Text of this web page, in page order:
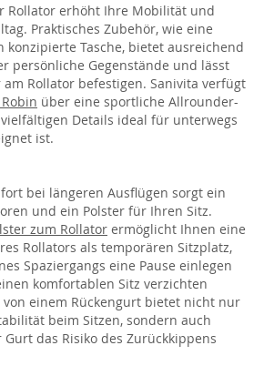
Rollator erhöht Ihre Mobilität und
Praktisches Zubehör, wie eine
konzipierte Tasche, bietet ausreichend
persönliche Gegenstände und lässt
Rollator befestigen. Sanivita verfügt
über eine sportliche Allrounder-
Details ideal für unterwegs
ist.
bei längeren Ausflügen sorgt ein
und ein Polster für Ihren Sitz.
zum Rollator ermöglicht Ihnen eine
Rollators als temporären Sitzplatz,
Spaziergangs eine Pause einlegen
komfortablen Sitz verzichten
von einem Rückengurt bietet nicht nur
beim Sitzen, sondern auch
das Risiko des Zurückkippens